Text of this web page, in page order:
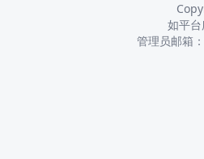
如平
管理员邮箱